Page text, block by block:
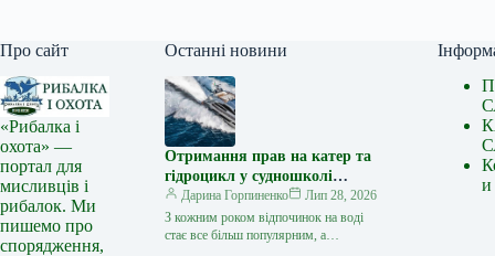
Про сайт
«Рибалка і
охота» —
портал для
мисливців і
рибалок. Ми
пишемо про
спорядження,
Останні новини
Отримання прав на катер та
гідроцикл у судношколі
«Либідь-А»: від теорії до
іспиту
Дарина Горпиненко
Лип 28, 2026
З кожним роком відпочинок на воді
стає все більш популярним, а
и